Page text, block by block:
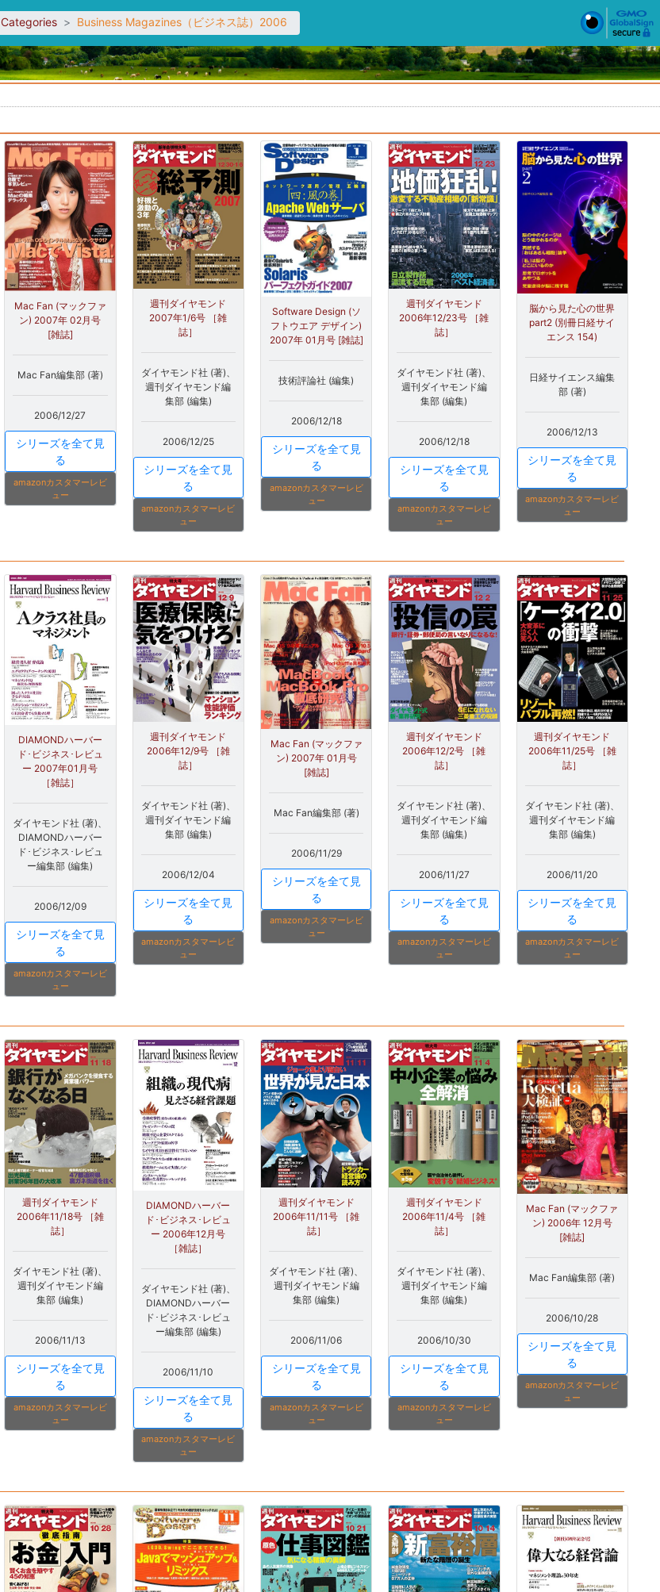
Categories Business Magazines（ビジネス誌）2006
Mac Fan (マックファ
ン) 2007年 02月号
[雑誌]
Mac Fan編集部 (著)
2006/12/27
シリーズを全て見
る
amazonカスタマーレビ
ュー
週刊ダイヤモンド
2007年1/6号 ［雑
誌］
ダイヤモンド社 (著)、
週刊ダイヤモンド編
集部 (編集)
2006/12/25
シリーズを全て見
る
amazonカスタマーレビ
ュー
Software Design (ソ
フトウエア デザイン)
2007年 01月号 [雑誌]
技術評論社 (編集)
2006/12/18
シリーズを全て見
る
amazonカスタマーレビ
ュー
週刊ダイヤモンド
2006年12/23号 ［雑
誌］
ダイヤモンド社 (著)、
週刊ダイヤモンド編
集部 (編集)
2006/12/18
シリーズを全て見
る
amazonカスタマーレビ
ュー
脳から見た心の世界
part2 (別冊日経サイ
エンス 154)
日経サイエンス編集
部 (著)
2006/12/13
シリーズを全て見
る
amazonカスタマーレビ
ュー
DIAMONDハーバー
ド･ビジネス･レビュ
ー 2007年01月号
［雑誌］
ダイヤモンド社 (著)、
DIAMONDハーバー
ド･ビジネス･レビュ
ー編集部 (編集)
2006/12/09
シリーズを全て見
る
amazonカスタマーレビ
ュー
週刊ダイヤモンド
2006年12/9号 ［雑
誌］
ダイヤモンド社 (著)、
週刊ダイヤモンド編
集部 (編集)
2006/12/04
シリーズを全て見
る
amazonカスタマーレビ
ュー
Mac Fan (マックファ
ン) 2007年 01月号
[雑誌]
Mac Fan編集部 (著)
2006/11/29
シリーズを全て見
る
amazonカスタマーレビ
ュー
週刊ダイヤモンド
2006年12/2号 ［雑
誌］
ダイヤモンド社 (著)、
週刊ダイヤモンド編
集部 (編集)
2006/11/27
シリーズを全て見
る
amazonカスタマーレビ
ュー
週刊ダイヤモンド
2006年11/25号 ［雑
誌］
ダイヤモンド社 (著)、
週刊ダイヤモンド編
集部 (編集)
2006/11/20
シリーズを全て見
る
amazonカスタマーレビ
ュー
週刊ダイヤモンド
2006年11/18号 ［雑
誌］
ダイヤモンド社 (著)、
週刊ダイヤモンド編
集部 (編集)
2006/11/13
シリーズを全て見
る
amazonカスタマーレビ
ュー
DIAMONDハーバー
ド･ビジネス･レビュ
ー 2006年12月号
［雑誌］
ダイヤモンド社 (著)、
DIAMONDハーバー
ド･ビジネス･レビュ
ー編集部 (編集)
2006/11/10
シリーズを全て見
る
amazonカスタマーレビ
ュー
週刊ダイヤモンド
2006年11/11号 ［雑
誌］
ダイヤモンド社 (著)、
週刊ダイヤモンド編
集部 (編集)
2006/11/06
シリーズを全て見
る
amazonカスタマーレビ
ュー
週刊ダイヤモンド
2006年11/4号 ［雑
誌］
ダイヤモンド社 (著)、
週刊ダイヤモンド編
集部 (編集)
2006/10/30
シリーズを全て見
る
amazonカスタマーレビ
ュー
Mac Fan (マックファ
ン) 2006年 12月号
[雑誌]
Mac Fan編集部 (著)
2006/10/28
シリーズを全て見
る
amazonカスタマーレビ
ュー